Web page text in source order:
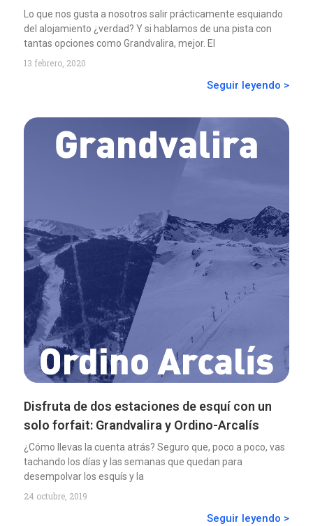
Lo que nos gusta a nosotros salir prácticamente esquiando
del alojamiento ¿verdad? Y si hablamos de una pista con
tantas opciones como Grandvalira, mejor. El
13 febrero, 2020
Seguir leyendo >
Disfruta de dos estaciones de esquí con un
solo forfait: Grandvalira y Ordino-Arcalís
¿Cómo llevas la cuenta atrás? Seguro que, poco a poco, vas
tachando los días y las semanas que quedan para
desempolvar los esquís y la
24 octubre, 2019
Seguir leyendo >